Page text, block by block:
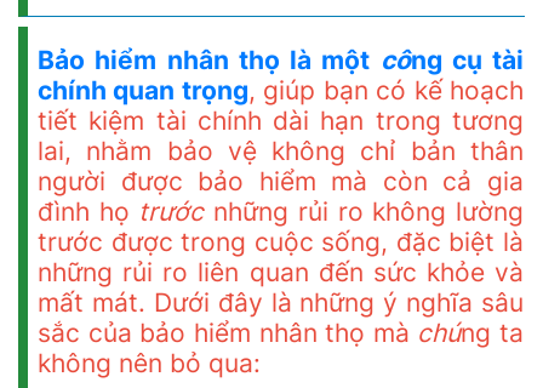
Bảo hiểm nhân thọ là một công cụ tài
chính quan trọng, giúp bạn có kế hoạch
tiết kiệm tài chính dài hạn trong tương
lai, nhằm bảo vệ không chỉ bản thân
người được bảo hiểm mà còn cả gia
đình họ trước những rủi ro không lường
trước được trong cuộc sống, đặc biệt là
những rủi ro liên quan đến sức khỏe và
mất mát. Dưới đây là những ý nghĩa sâu
sắc của bảo hiểm nhân thọ mà chúng ta
không nên bỏ qua: